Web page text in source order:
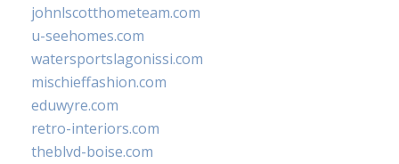
johnlscotthometeam.com
u-seehomes.com
watersportslagonissi.com
mischieffashion.com
eduwyre.com
retro-interiors.com
theblvd-boise.com